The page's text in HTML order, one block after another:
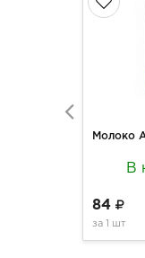
В
84
за 1 шт